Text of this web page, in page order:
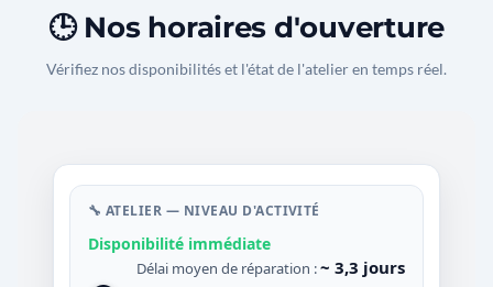
🕒 Nos horaires d'ouverture
Vérifiez nos disponibilités et l'état de l'atelier en temps réel.